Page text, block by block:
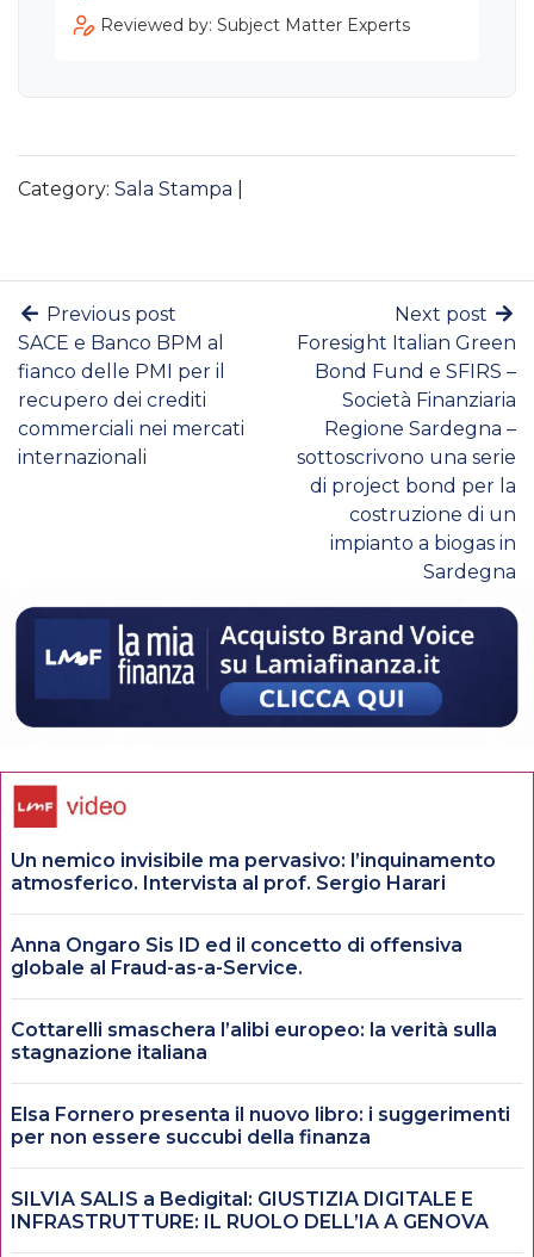
Reviewed by: Subject Matter Experts
Category: Sala Stampa
Previous post
SACE e Banco BPM al
fianco delle PMI per il
recupero dei crediti
commerciali nei mercati
internazionali
Next post
Foresight Italian Green
Bond Fund e SFIRS –
Società Finanziaria
Regione Sardegna –
sottoscrivono una serie
di project bond per la
costruzione di un
impianto a biogas in
Sardegna
Un nemico invisibile ma pervasivo: l’inquinamento
atmosferico. Intervista al prof. Sergio Harari
Anna Ongaro Sis ID ed il concetto di offensiva
globale al Fraud-as-a-Service.
Cottarelli smaschera l’alibi europeo: la verità sulla
stagnazione italiana
Elsa Fornero presenta il nuovo libro: i suggerimenti
per non essere succubi della finanza
SILVIA SALIS a Bedigital: GIUSTIZIA DIGITALE E
INFRASTRUTTURE: IL RUOLO DELL’IA A GENOVA